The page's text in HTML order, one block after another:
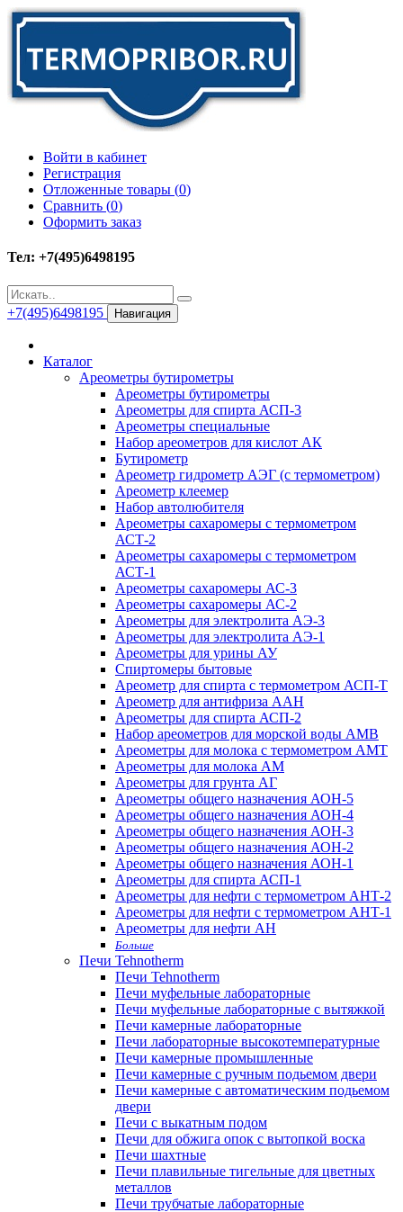
Войти в кабинет
Регистрация
Отложенные товары (0)
Сравнить (0)
Оформить заказ
Тел: +7(495)6498195
+7(495)6498195 Навигация
Каталог
Ареометры бутирометры
Ареометры бутирометры
Ареометры для спирта АСП-3
Ареометры специальные
Набор ареометров для кислот АК
Бутирометр
Ареометр гидрометр АЭГ (с термометром)
Ареометр клеемер
Набор автолюбителя
Ареометры сахаромеры с термометром
АСТ-2
Ареометры сахаромеры с термометром
АСТ-1
Ареометры сахаромеры АС-3
Ареометры сахаромеры АС-2
Ареометры для электролита АЭ-3
Ареометры для электролита АЭ-1
Ареометры для урины АУ
Спиртомеры бытовые
Ареометр для спирта с термометром АСП-Т
Ареометр для антифриза ААН
Ареометры для спирта АСП-2
Набор ареометров для морской воды АМВ
Ареометры для молока с термометром АМТ
Ареометры для молока АМ
Ареометры для грунта АГ
Ареометры общего назначения АОН-5
Ареометры общего назначения АОН-4
Ареометры общего назначения АОН-3
Ареометры общего назначения АОН-2
Ареометры общего назначения АОН-1
Ареометры для спирта АСП-1
Ареометры для нефти с термометром АНТ-2
Ареометры для нефти с термометром АНТ-1
Ареометры для нефти АН
Больше
Печи Tehnotherm
Печи Tehnotherm
Печи муфельные лабораторные
Печи муфельные лабораторные с вытяжкой
Печи камерные лабораторные
Печи лабораторные высокотемпературные
Печи камерные промышленные
Печи камерные с ручным подьемом двери
Печи камерные с автоматическим подьемом
двери
Печи с выкатным подом
Печи для обжига опок с вытопкой воска
Печи шахтные
Печи плавильные тигельные для цветных
металлов
Печи трубчатые лабораторные